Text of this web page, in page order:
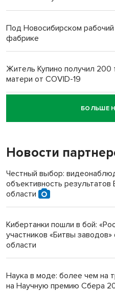
Под Новосибирском
фабрике
Житель Купино получил 200
матери от COVID-19
Новосибирский суд наказал
пенсионерки на вокзале
«Мы живём на пастбище!»: в
терроризируют жителей
Инвалид получил условный
протезом под Новосибирском
Новосибирский
многодетных в России
Обновлённое отделение
БОЛЬШЕ
Новости
Честный выбор:
объективность
области
Кибертанки пошли в бой:
участников «Битвы
области
Наука в моде: более чем на
на Научную премию Сбера